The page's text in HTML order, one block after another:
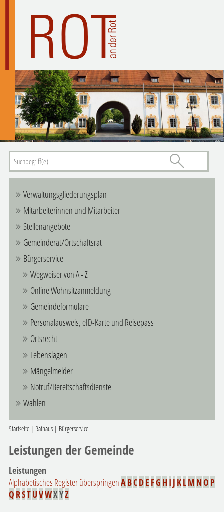
Verwaltungsgliederungsplan
Mitarbeiterinnen und Mitarbeiter
Stellenangebote
Gemeinderat/Ortschaftsrat
Bürgerservice
Wegweiser von A - Z
Online Wohnsitzanmeldung
Gemeindeformulare
Personalausweis, eID-Karte und Reisepass
Ortsrecht
Lebenslagen
Mängelmelder
Notruf/Bereitschaftsdienste
Wahlen
Startseite| Rathaus| Bürgerservice
Leistungen der Gemeinde
Leistungen
Alphabetisches Register überspringenABCDE FG H I J KLM NO P
Q RSTUVWXYZ